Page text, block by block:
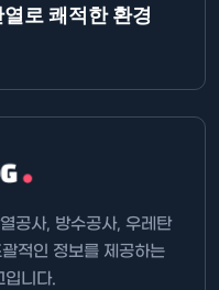
로 쾌적한 환경
공사, 방수공사, 우레탄
적인 정보를 제공하는
입니다.